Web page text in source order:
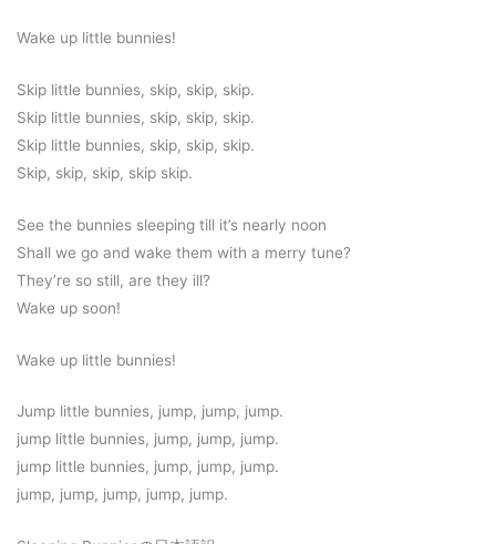
Wake up little bunnies!
Skip little bunnies, skip, skip, skip.
Skip little bunnies, skip, skip, skip.
Skip little bunnies, skip, skip, skip.
Skip, skip, skip, skip skip.
See the bunnies sleeping till it’s nearly noon
Shall we go and wake them with a merry tune?
They’re so still, are they ill?
Wake up soon!
Wake up little bunnies!
Jump little bunnies, jump, jump, jump.
jump little bunnies, jump, jump, jump.
jump little bunnies, jump, jump, jump.
jump, jump, jump, jump, jump.